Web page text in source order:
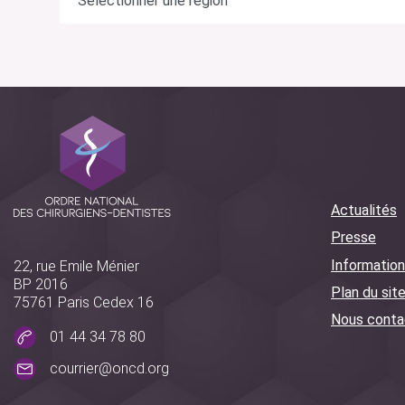
22, rue Emile Ménier
BP 2016
75761 Paris Cedex 16
01 44 34 78 80
courrier@oncd.org
Actualités
Presse
Plan du site
Nous